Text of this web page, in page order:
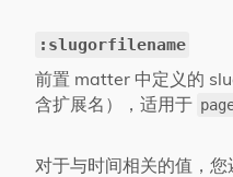
:slugorfilename
前置 matter 中定义的
含扩展名），适用于
对于与时间相关的值，您